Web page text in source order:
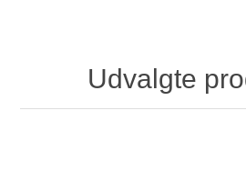
Udvalgte